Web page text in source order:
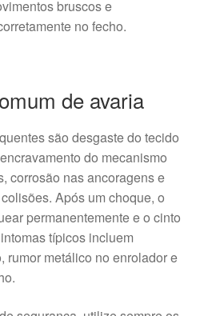
bruscos e
no fecho.
de avaria
são desgaste do tecido
do mecanismo
corrosão nas ancoragens e
Após um choque, o
permanentemente e o cinto
típicos incluem
rumor metálico no enrolador e